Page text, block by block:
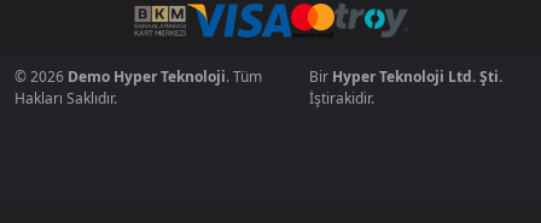
© 2026 Demo Hyper Teknoloji. Tüm
Hakları Saklıdır.
Bir Hyper Teknoloji Ltd. Şti.
İştirakidir.